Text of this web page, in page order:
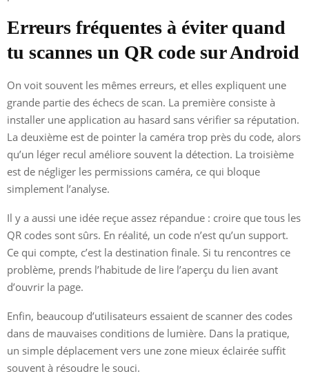
Erreurs fréquentes à éviter quand
tu scannes un QR code sur Android
On voit souvent les mêmes erreurs, et elles expliquent une
grande partie des échecs de scan. La première consiste à
installer une application au hasard sans vérifier sa réputation.
La deuxième est de pointer la caméra trop près du code, alors
qu’un léger recul améliore souvent la détection. La troisième
est de négliger les permissions caméra, ce qui bloque
simplement l’analyse.
Il y a aussi une idée reçue assez répandue : croire que tous les
QR codes sont sûrs. En réalité, un code n’est qu’un support.
Ce qui compte, c’est la destination finale. Si tu rencontres ce
problème, prends l’habitude de lire l’aperçu du lien avant
d’ouvrir la page.
Enfin, beaucoup d’utilisateurs essaient de scanner des codes
dans de mauvaises conditions de lumière. Dans la pratique,
un simple déplacement vers une zone mieux éclairée suffit
souvent à résoudre le souci.